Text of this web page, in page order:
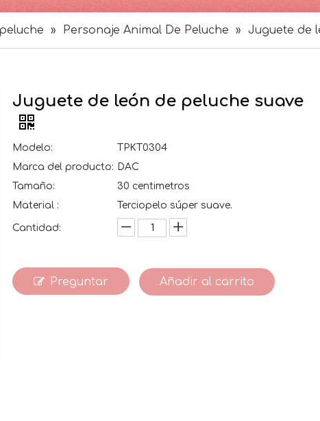
» Personaje Animal De Peluche » Juguete de
Juguete de león de peluche suave
Modelo:
TPKT0304
Marca del producto: DAC
Tamaño:
30 centimetros
Material :
Terciopelo súper suave.
Cantidad:
Preguntar Añadir al carrito